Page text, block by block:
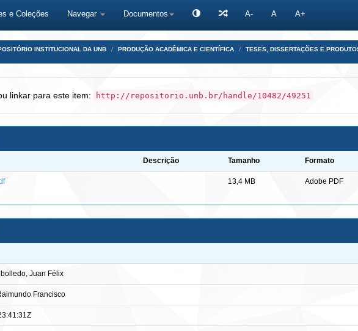
e Coleções Navegar Documentos A- A A+
INSTITUCIONAL DA UNB PRODUÇÃO ACADÊMICA E CIENTÍFICA TESES, DISSERTAÇÕES E
linkar para este item: http://repositorio.unb.br/handle/10482/49251
Descrição Tamanho Formato
13,4 MB Adobe PDF
Juan Félix
Francisco